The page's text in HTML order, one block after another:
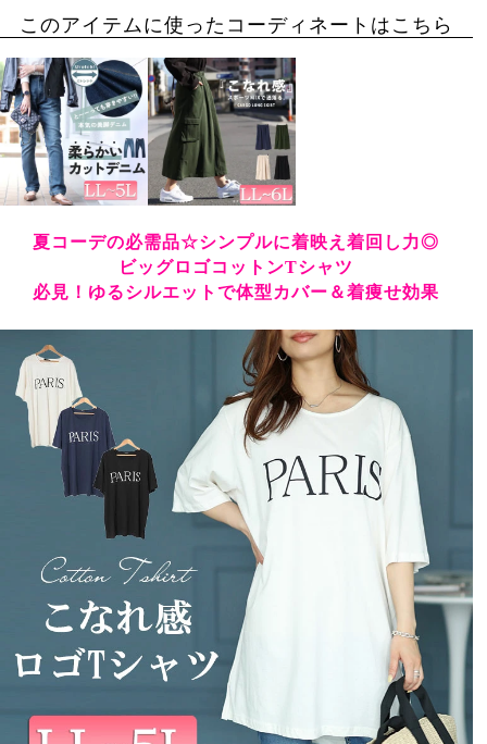
かくれる長さなので嬉しいです。薄手だから白だとちょ
っと透けるのかな…私は黒を購入しました。今年の夏は
大活躍しそうです。
このアイテムに使ったコーディネートはこちら
夏コーデの必需品☆シンプルに着映え着回し力◎
ビッグロゴコットンTシャツ
必見！ゆるシルエットで体型カバー＆着痩せ効果